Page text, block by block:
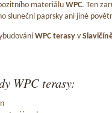
materiálu WPC. Ten
sluneční paprsky ani jiné
WPC terasy v
WPC terasy: